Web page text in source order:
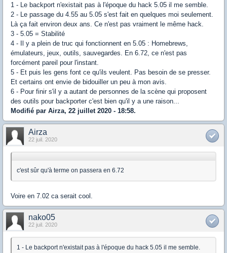
1 - Le backport n'existait pas à l'époque du hack 5.05 il me semble.
2 - Le passage du 4.55 au 5.05 s'est fait en quelques moi seulement.
Là ça fait environ deux ans. Ce n'est pas vraiment le même hack.
3 - 5.05 = Stabilité
4 - Il y a plein de truc qui fonctionnent en 5.05 : Homebrews,
émulateurs, jeux, outils, sauvegardes. En 6.72, ce n'est pas
forcément pareil pour l'instant.
5 - Et puis les gens font ce qu'ils veulent. Pas besoin de se presser.
Et certains ont envie de bidouiller un peu à mon avis.
6 - Pour finir s'il y a autant de personnes de la scène qui proposent
des outils pour backporter c'est bien qu'il y a une raison...
Modifié par Airza, 22 juillet 2020 - 18:58.
Airza
22 juil. 2020
c'est sûr qu'à terme on passera en 6.72
Voire en 7.02 ca serait cool.
nako05
22 juil. 2020
1 - Le backport n'existait pas à l'époque du hack 5.05 il me semble.